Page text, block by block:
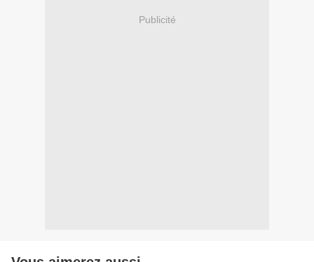
Publicité